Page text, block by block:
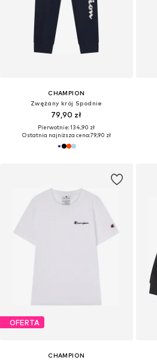
CHAMPION
Zwężany krój Spodnie
79,90 zł
Pierwotnie: 134,90 zł
Ostatnia najniższa cena:79,90 zł
OFERTA
CHAMPION